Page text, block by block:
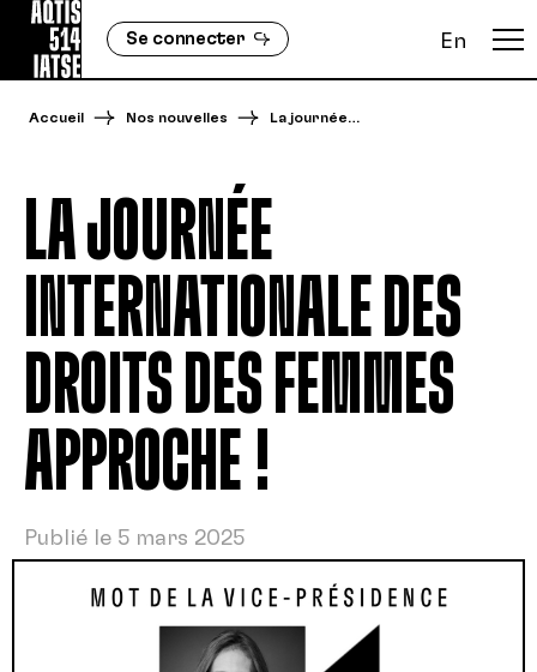
Se connecter En
Accueil Nos nouvelles La journée…
LA JOURNÉE
INTERNATIONALE DES
DROITS DES FEMMES
APPROCHE !
Publié le 5 mars 2025